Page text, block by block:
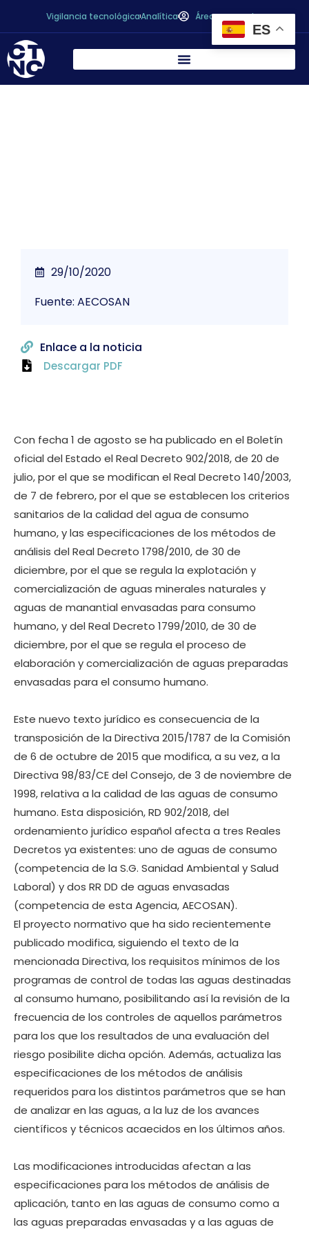
Vigilancia tecnológicaAnalítica Área personal
Con fecha 1 de agosto se ha publicado en el Boletín
oficial del Estado el Real Decreto 902/2018, de 20 de
julio, por el que se modifican el Real Decreto 140/2003,
de 7 de febrero, por el que se establecen los criterios
sanitarios de la calidad del agua de consumo
humano, y las especificaciones de los métodos de
análisis del Real Decreto 1798/2010, de 30 de
diciembre, por el que se regula la explotación y
comercialización de aguas minerales naturales y
aguas de manantial envasadas para consumo
humano, y del Real Decreto 1799/2010, de 30 de
diciembre, por el que se regula el proceso de
elaboración y comercialización de aguas preparadas
envasadas para el consumo humano.
Este nuevo texto jurídico es consecuencia de la
transposición de la Directiva 2015/1787 de la Comisión
de 6 de octubre de 2015 que modifica, a su vez, a la
Directiva 98/83/CE del Consejo, de 3 de noviembre de
1998, relativa a la calidad de las aguas de consumo
humano. Esta disposición, RD 902/2018, del
ordenamiento jurídico español afecta a tres Reales
Decretos ya existentes: uno de aguas de consumo
(competencia de la S.G. Sanidad Ambiental y Salud
Laboral) y dos RR DD de aguas envasadas
(competencia de esta Agencia, AECOSAN).
El proyecto normativo que ha sido recientemente
publicado modifica, siguiendo el texto de la
mencionada Directiva, los requisitos mínimos de los
programas de control de todas las aguas destinadas
al consumo humano, posibilitando así la revisión de la
frecuencia de los controles de aquellos parámetros
para los que los resultados de una evaluación del
riesgo posibilite dicha opción. Además, actualiza las
especificaciones de los métodos de análisis
requeridos para los distintos parámetros que se han
de analizar en las aguas, a la luz de los avances
científicos y técnicos acaecidos en los últimos años.
Las modificaciones introducidas afectan a las
especificaciones para los métodos de análisis de
aplicación, tanto en las aguas de consumo como a
las aguas preparadas envasadas y a las aguas de
29/10/2020
Fuente: AECOSAN
Enlace a la noticia
Descargar PDF
ES